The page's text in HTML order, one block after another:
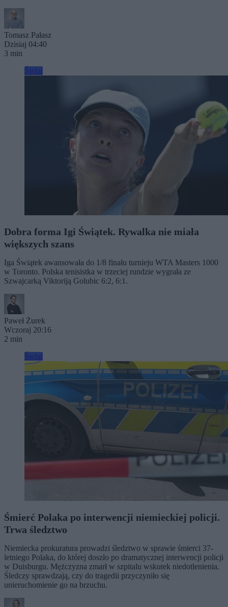
Tomasz Pałasz
Dzisiaj 04:40
3 min
Dobra forma Igi Świątek. Rywalka nie miała
większych szans
Iga Świątek awansowała do 1/8 finału turnieju WTA Masters 1000
w Toronto. Polska tenisistka w trzeciej rundzie wygrała ze
Szwajcarką Viktoriją Golubic 6:2, 6:1.
Paweł Żurek
Wczoraj 20:16
2 min
Śmierć Polaka po interwencji niemieckiej policji.
Trwa śledztwo
Niemiecka prokuratura prowadzi śledztwo w sprawie śmierci 37-
letniego Polaka, do której doszło po dramatycznej interwencji policji
w Duisburgu. Mężczyzna zmarł w szpitalu wskutek niedotlenienia.
Śledczy sprawdzają, czy do tragedii przyczyniło się
unieruchomienie go na brzuchu.